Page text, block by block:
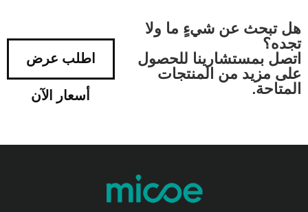
هل تبحث عن شيءٍ ما ولا
تجده؟
اتصل بمستشارينا للحصول
على مزيد من المنتجات
المتاحة.
اطلب عرض
أسعار الآن